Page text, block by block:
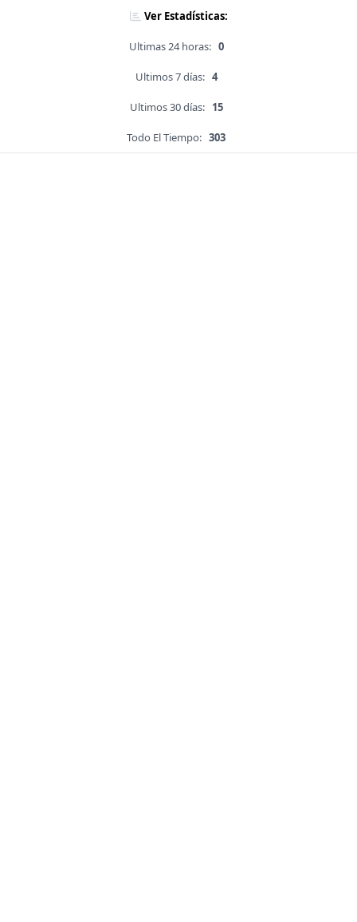
Ver Estadísticas:
Ultimas 24 horas: 0
Ultimos 7 días: 4
Ultimos 30 días: 15
Todo El Tiempo: 303